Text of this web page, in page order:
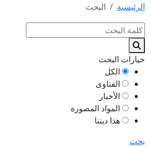
الرئيسية البحث
خيارات البحث
الكل
الفتاوى
الأخبار
المواد المصورة
هذا ديننا
بحث